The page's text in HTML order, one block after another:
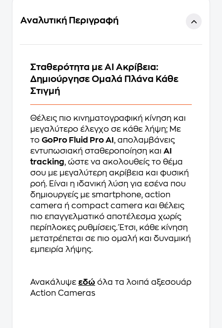
Αναλυτική Περιγραφή
Σταθερότητα με AI Ακρίβεια:
Δημιούργησε Ομαλά Πλάνα Κάθε
Στιγμή
Θέλεις πιο κινηματογραφική κίνηση και
μεγαλύτερο έλεγχο σε κάθε λήψη; Με
το GoPro Fluid Pro AI , απολαμβάνεις
εντυπωσιακή σταθεροποίηση και AI
tracking, ώστε να ακολουθείς το θέμα
σου με μεγαλύτερη ακρίβεια και φυσική
ροή. Είναι η ιδανική λύση για εσένα που
δημιουργείς με smartphone, action
camera ή compact camera και θέλεις
πιο επαγγελματικό αποτέλεσμα χωρίς
περίπλοκες ρυθμίσεις. Έτσι, κάθε κίνηση
μετατρέπεται σε πιο ομαλή και δυναμική
εμπειρία λήψης.
Ανακάλυψε εδώ όλα τα λοιπά αξεσουάρ
Action Cameras